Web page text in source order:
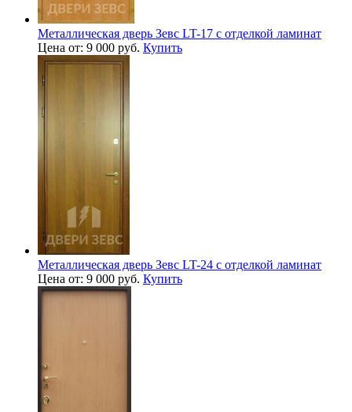
Металлическая дверь Зевс LT-17 с отделкой ламинат
Цена от: 9 000 руб. Купить
Металлическая дверь Зевс LT-24 с отделкой ламинат
Цена от: 9 000 руб. Купить